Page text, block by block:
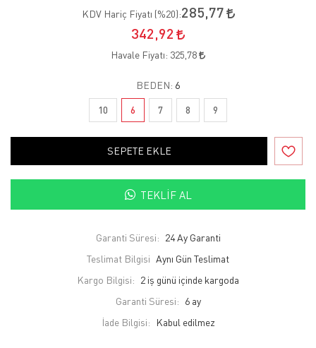
KDV Hariç Fiyatı (%20):285,77
342,92
Havale Fiyatı: 325,78
BEDEN: 6
10 6 7 8 9
SEPETE EKLE
TEKLIF AL
Garanti Süresi: 24 Ay Garanti
Teslimat Bilgisi Aynı Gün Teslimat
Kargo Bilgisi: 2 iş günü içinde kargoda
Garanti Süresi: 6 ay
İade Bilgisi: